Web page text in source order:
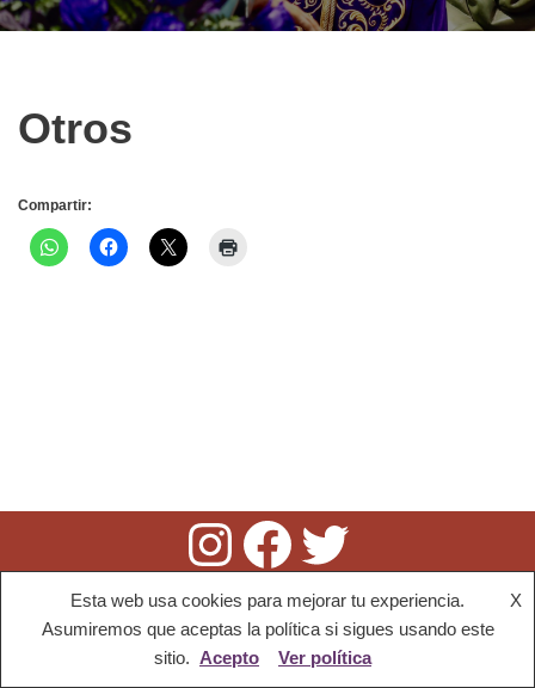
Otros
Compartir:
52.316 visitas
Esta web usa cookies para mejorar tu experiencia.
Asumiremos que aceptas la política si sigues usando este
sitio.
X
Acepto Ver política